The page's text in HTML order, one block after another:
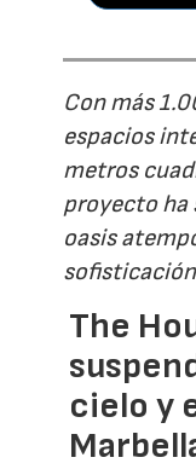
Con más
espacios
metros
proyecto ha
oasis
sofisticación
The
cielo y